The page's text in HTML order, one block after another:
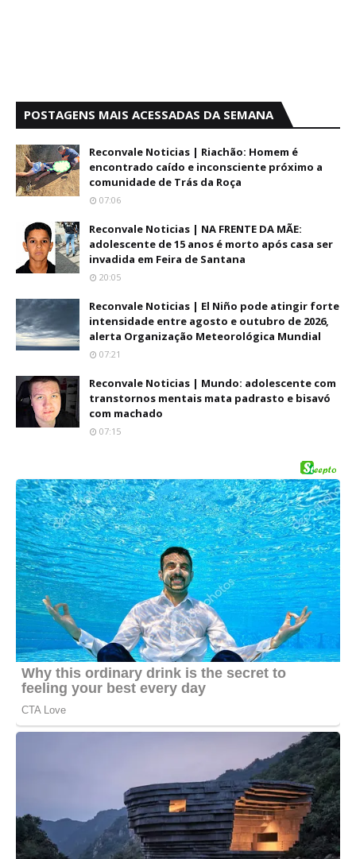
POSTAGENS MAIS ACESSADAS DA SEMANA
Reconvale Noticias | Riachão: Homem é
encontrado caído e inconsciente próximo a
comunidade de Trás da Roça
07:06
Reconvale Noticias | NA FRENTE DA MÃE:
adolescente de 15 anos é morto após casa ser
invadida em Feira de Santana
20:05
Reconvale Noticias | El Niño pode atingir forte
intensidade entre agosto e outubro de 2026,
alerta Organização Meteorológica Mundial
07:21
Reconvale Noticias | Mundo: adolescente com
transtornos mentais mata padrasto e bisavó
com machado
07:15